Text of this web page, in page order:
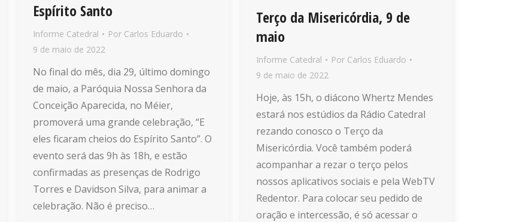
Espírito Santo
Informe Catedral Por Carlos Eduardo
9 de maio de 2022
No final do mês, dia 29, último domingo
de maio, a Paróquia Nossa Senhora da
Conceição Aparecida, no Méier,
promoverá uma grande celebração, “E
eles ficaram cheios do Espírito Santo”. O
evento será das 9h às 18h, e estão
confirmadas as presenças de Rodrigo
Torres e Davidson Silva, para animar a
celebração. Não é preciso…
Terço da Misericórdia, 9 de
maio
Informe Catedral Por Carlos Eduardo
9 de maio de 2022
Hoje, às 15h, o diácono Whertz Mendes
estará nos estúdios da Rádio Catedral
rezando conosco o Terço da
Misericórdia. Você também poderá
acompanhar a rezar o terço pelos
nossos aplicativos sociais e pela WebTV
Redentor. Para colocar seu pedido de
oração e intercessão, é só acessar o